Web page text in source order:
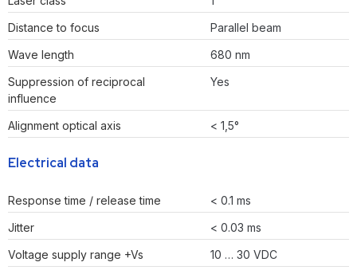
Distance to focus
Parallel beam
Wave length
680 nm
Suppression of reciprocal
influence
Yes
Alignment optical axis < 1,5°
Electrical data
Response time / release time
< 0.1 ms
Jitter
< 0.03 ms
Voltage supply range +Vs
10 … 30 VDC